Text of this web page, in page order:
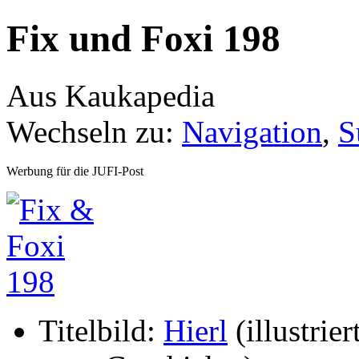
Fix und Foxi 198
Aus Kaukapedia
Wechseln zu: Navigation,
Werbung für die JUFI-Post
Titelbild: Hierl